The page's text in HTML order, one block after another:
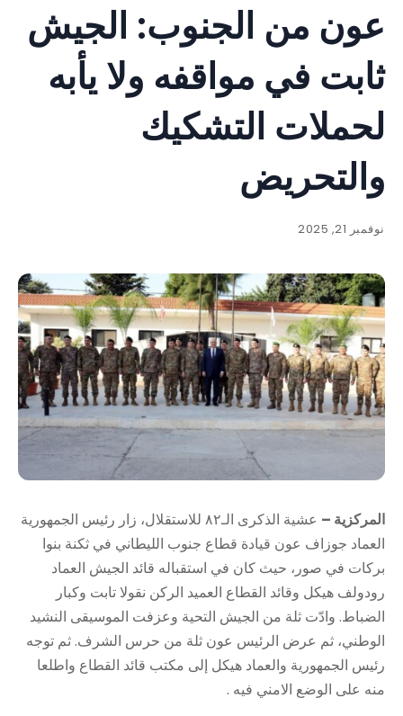
عون من الجنوب: الجيش
ثابت في مواقفه ولا يأبه
لحملات التشكيك
والتحريض
نوفمبر 21, 2025
المركزية –
عشية الذكرى الـ٨٢ للاستقلال، زار رئيس الجمهورية
العماد جوزاف عون قيادة قطاع جنوب الليطاني في ثكنة بنوا
بركات في صور، حيث كان في استقباله قائد الجيش العماد
رودولف هيكل وقائد القطاع العميد الركن نقولا تابت وكبار
الضباط. وادّت ثلة من الجيش التحية وعزفت الموسيقى النشيد
الوطني، ثم عرض الرئيس عون ثلة من حرس الشرف. ثم توجه
رئيس الجمهورية والعماد هيكل إلى مكتب قائد القطاع واطلعا
منه على الوضع الامني فيه .